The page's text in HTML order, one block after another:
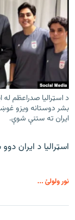
د اسټرالیا صدراعظم له
بشر دوستانه ویزو
ایران ته ستنې شوې.
اسټرالیا د ایران
نور ولولئ ...